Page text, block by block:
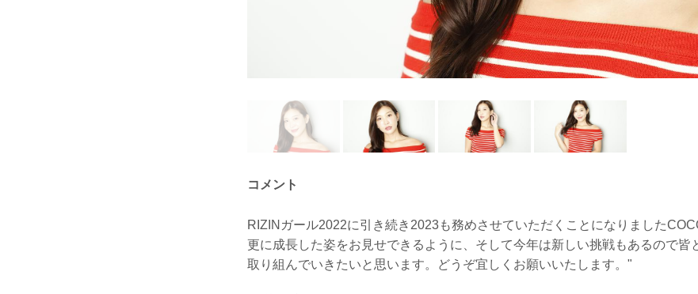
コメント
RIZINガール2022に引き続き2023も務めさせていただくことになりました
更に成長した姿をお見せできるように、そして今年は新しい挑戦もあるので皆
取り組んでいきたいと思います。どうぞ宜しくお願いいたします。"